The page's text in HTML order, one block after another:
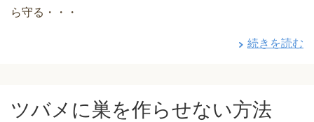
ら守る・・・
続きを読む
ツバメに巣を作らせない方法